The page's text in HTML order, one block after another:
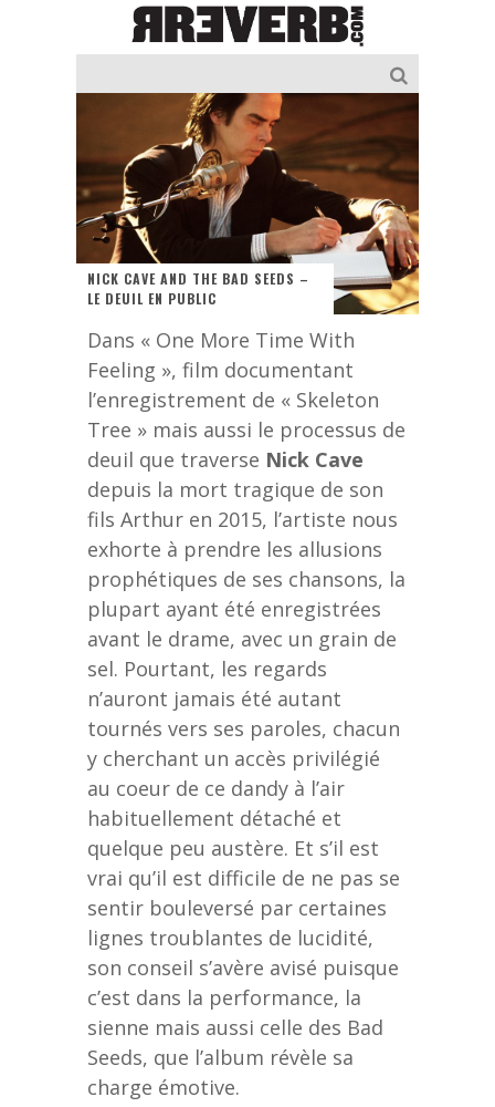
NICK CAVE AND THE BAD SEEDS –
LE DEUIL EN PUBLIC
Dans « One More Time With
Feeling », film documentant
l’enregistrement de « Skeleton
Tree » mais aussi le processus de
deuil que traverse Nick Cave
depuis la mort tragique de son
fils Arthur en 2015, l’artiste nous
exhorte à prendre les allusions
prophétiques de ses chansons, la
plupart ayant été enregistrées
avant le drame, avec un grain de
sel. Pourtant, les regards
n’auront jamais été autant
tournés vers ses paroles, chacun
y cherchant un accès privilégié
au coeur de ce dandy à l’air
habituellement détaché et
quelque peu austère. Et s’il est
vrai qu’il est difficile de ne pas se
sentir bouleversé par certaines
lignes troublantes de lucidité,
son conseil s’avère avisé puisque
c’est dans la performance, la
sienne mais aussi celle des Bad
Seeds, que l’album révèle sa
charge émotive.